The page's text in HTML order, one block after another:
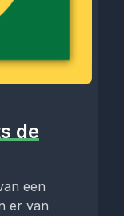
de
een
er van